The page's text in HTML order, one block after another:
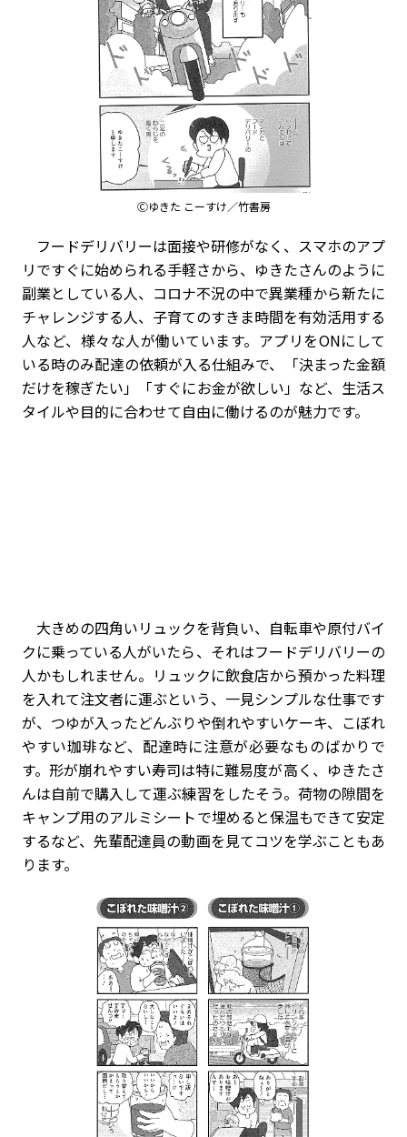
Ⓒゆきた こーすけ／竹書房
フードデリバリーは面接や研修がなく、スマホのアプ
リですぐに始められる手軽さから、ゆきたさんのように
副業としている人、コロナ不況の中で異業種から新たに
チャレンジする人、子育てのすきま時間を有効活用する
人など、様々な人が働いています。アプリをONにして
いる時のみ配達の依頼が入る仕組みで、「決まった金額
だけを稼ぎたい」「すぐにお金が欲しい」など、生活ス
タイルや目的に合わせて自由に働けるのが魅力です。
大きめの四角いリュックを背負い、自転車や原付バイ
クに乗っている人がいたら、それはフードデリバリーの
人かもしれません。リュックに飲食店から預かった料理
を入れて注文者に運ぶという、一見シンプルな仕事です
が、つゆが入ったどんぶりや倒れやすいケーキ、こぼれ
やすい珈琲など、配達時に注意が必要なものばかりで
す。形が崩れやすい寿司は特に難易度が高く、ゆきたさ
んは自前で購入して運ぶ練習をしたそう。荷物の隙間を
キャンプ用のアルミシートで埋めると保温もできて安定
するなど、先輩配達員の動画を見てコツを学ぶこともあ
ります。